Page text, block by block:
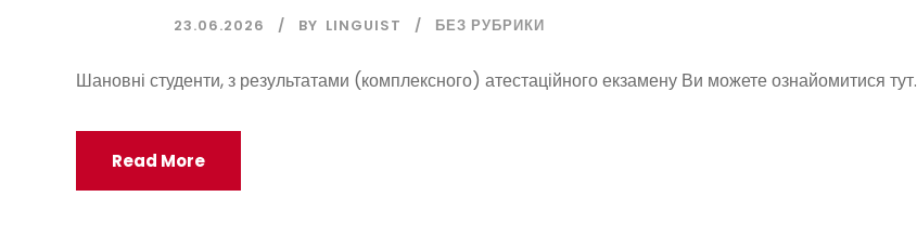
23.06.2026 BY LINGUIST БЕЗ РУБРИКИ
Шановні студенти, з результатами (комплексного) атестаційного екзамену Ви можете ознайомитися тут.
Read More